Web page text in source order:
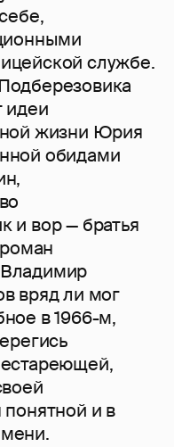
службе.
идеи
жизни Юрия
обидами
и вор — братья
вряд ли мог
в 1966-м,
понятной и в